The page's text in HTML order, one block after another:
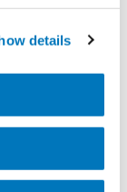
details